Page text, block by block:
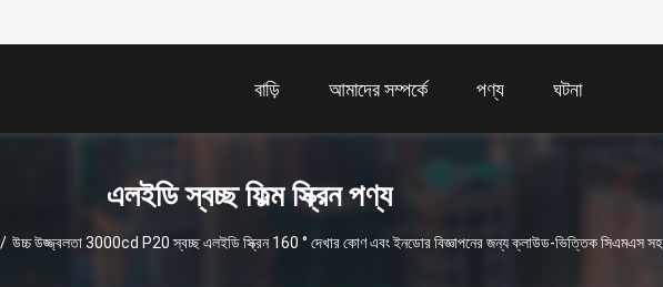
বাড়ি আমাদের সম্পর্কে পণ্য ঘটনা
এলইডি স্বচ্ছ ফিল্ম স্ক্রিন পণ্য
/ উচ্চ উজ্জ্বলতা 3000cd P20 স্বচ্ছ এলইডি স্ক্রিন 160 ° দেখার কোণ এবং ইনডোর বিজ্ঞাপনের জন্য ক্লাউড-ভিত্তিক সিএমএস সহ